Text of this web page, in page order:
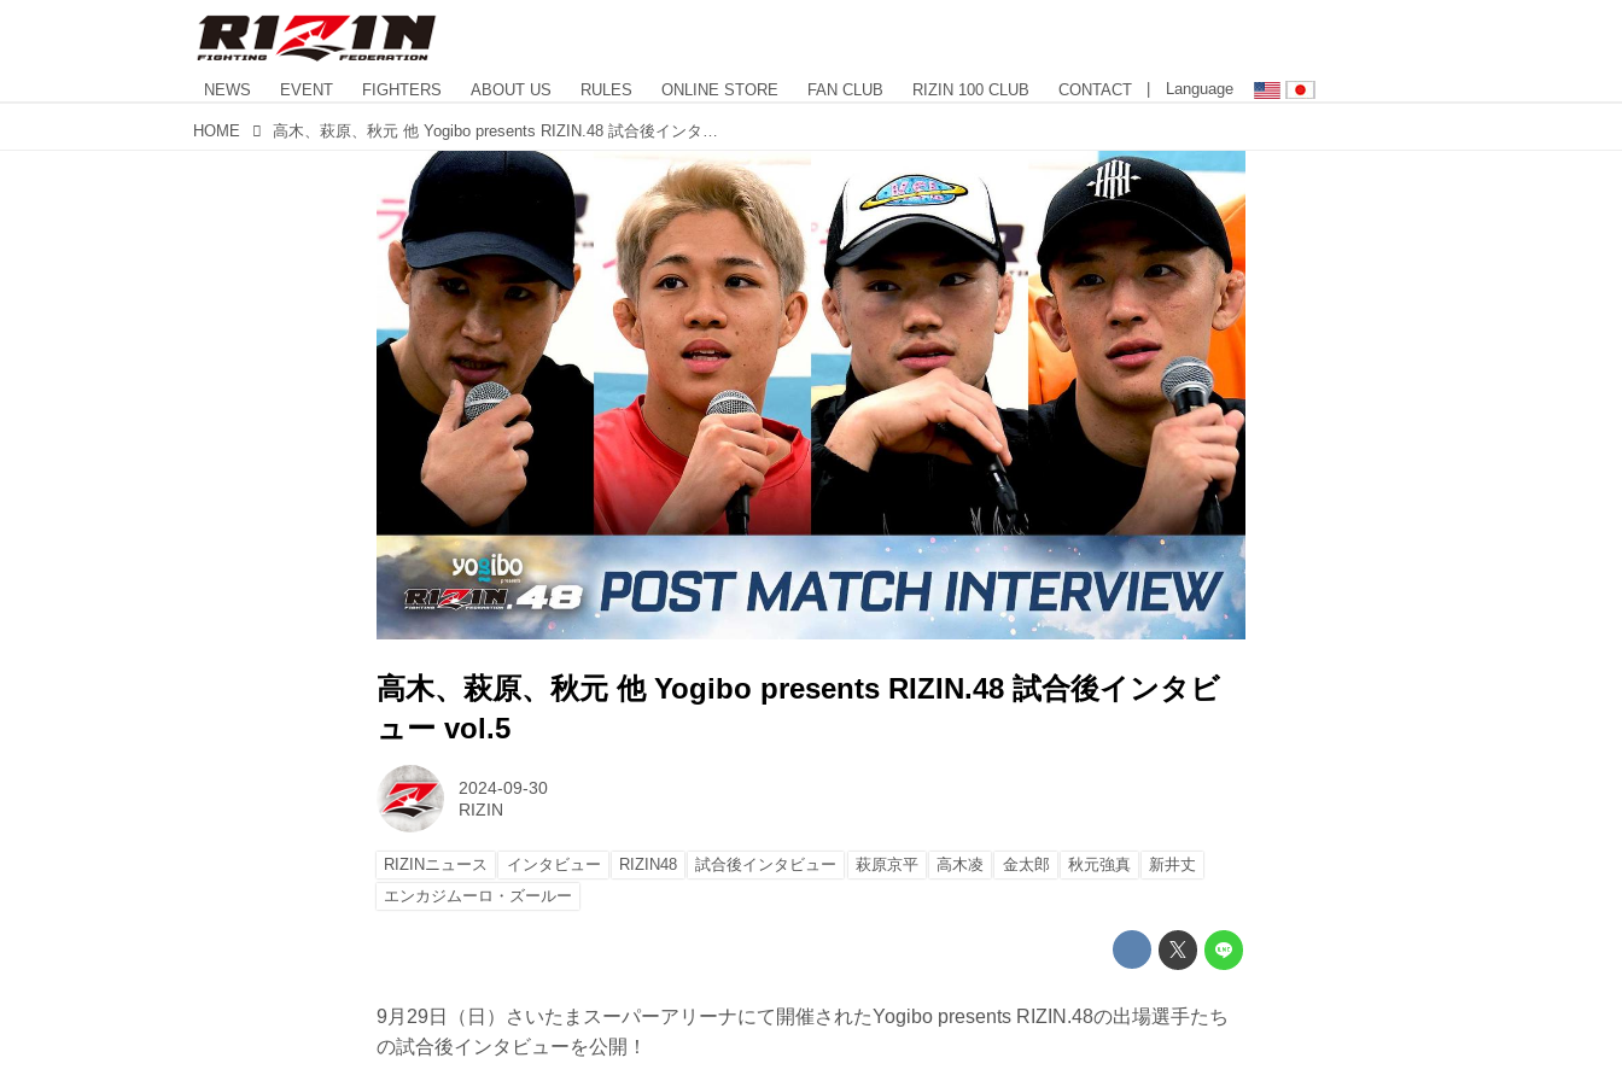
NEWS EVENT FIGHTERS ABOUT US RULES ONLINE STORE FAN CLUB RIZIN 100 CLUB CONTACT | Language
HOME
高木、萩原、秋元 他 Yogibo presents RIZIN.48 試合後インタビ
ュー vol.5
2024-09-30
RIZIN
RIZINニュース インタビュー RIZIN48 試合後インタビュー 萩原京平 高木凌 金太郎 秋元強真
新井丈
エンカジムーロ・ズールー
9月29日（日）さいたまスーパーアリーナにて開催されたYogibo presents RIZIN.48の出場選手たち
の試合後インタビューを公開！